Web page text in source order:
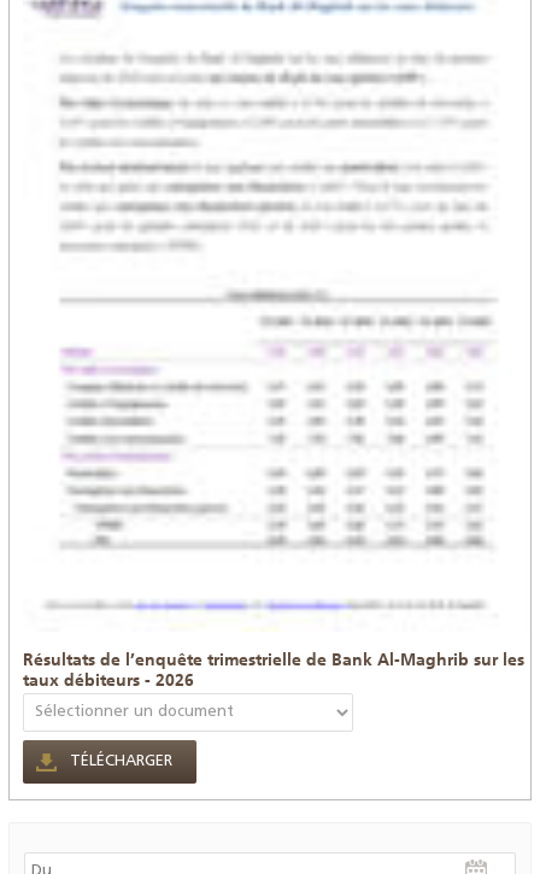
Résultats de l’enquête trimestrielle de Bank Al-Maghrib sur les
taux débiteurs - 2026
TÉLÉCHARGER